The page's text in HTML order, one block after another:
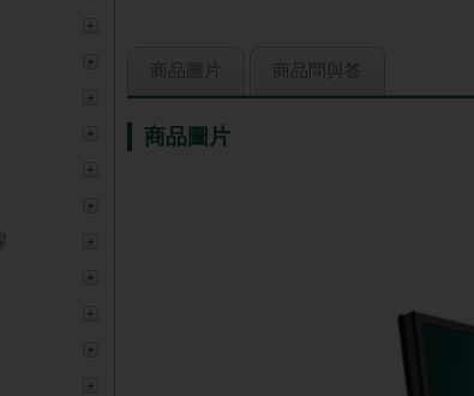
商品圖片 商品問與答
商品圖片